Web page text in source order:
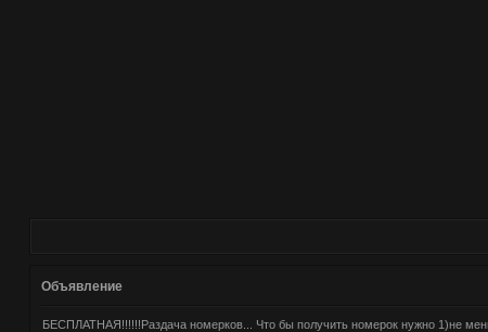
Объявление
БЕСПЛАТНАЯ!!!!!!Раздача номерков... Что бы получить номерок нужно 1)не